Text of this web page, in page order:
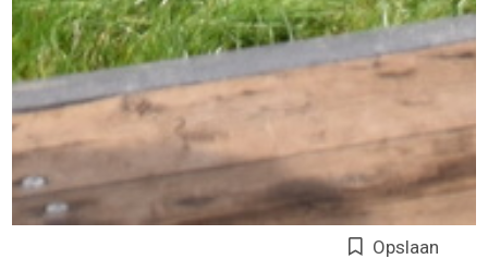
Opslaan